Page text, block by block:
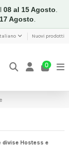
08 al 15 Agosto
17 Agosto
Nuovi prodotti
0
divise Hostess e